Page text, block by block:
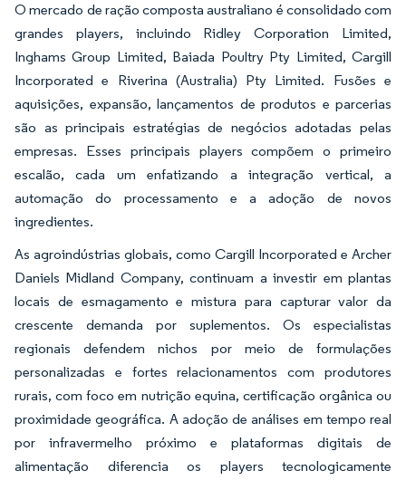
O mercado de ração composta australiano é consolidado com
grandes players, incluindo Ridley Corporation Limited,
Inghams Group Limited, Baiada Poultry Pty Limited, Cargill
Incorporated e Riverina (Australia) Pty Limited. Fusões e
aquisições, expansão, lançamentos de produtos e parcerias
são as principais estratégias de negócios adotadas pelas
empresas. Esses principais players compõem o primeiro
escalão, cada um enfatizando a integração vertical, a
automação do processamento e a adoção de novos
ingredientes.
As agroindústrias globais, como Cargill Incorporated e Archer
Daniels Midland Company, continuam a investir em plantas
locais de esmagamento e mistura para capturar valor da
crescente demanda por suplementos. Os especialistas
regionais defendem nichos por meio de formulações
personalizadas e fortes relacionamentos com produtores
rurais, com foco em nutrição equina, certificação orgânica ou
proximidade geográfica. A adoção de análises em tempo real
por infravermelho próximo e plataformas digitais de
alimentação diferencia os players tecnologicamente